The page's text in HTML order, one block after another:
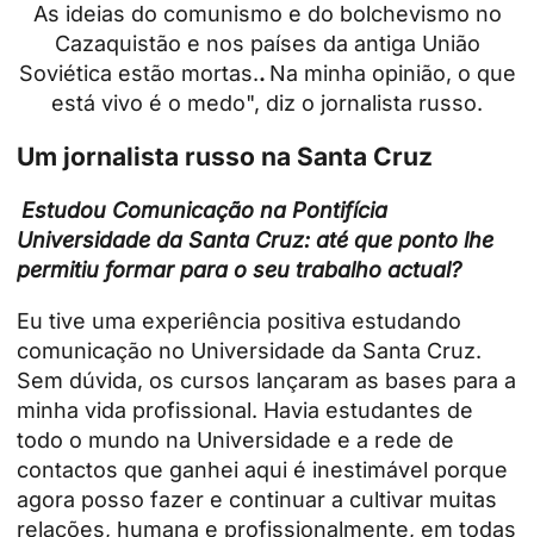
As ideias do comunismo e do bolchevismo no
Cazaquistão e nos países da antiga União
Soviética estão mortas.. Na minha opinião, o que
está vivo é o medo", diz o jornalista russo.
Um jornalista russo na Santa Cruz
Estudou Comunicação na Pontifícia
Universidade da Santa Cruz: até que ponto lhe
permitiu formar para o seu trabalho actual?
Eu tive uma experiência positiva estudando
comunicação no Universidade da Santa Cruz.
Sem dúvida, os cursos lançaram as bases para a
minha vida profissional. Havia estudantes de
todo o mundo na Universidade e a rede de
contactos que ganhei aqui é inestimável porque
agora posso fazer e continuar a cultivar muitas
relações, humana e profissionalmente, em todas